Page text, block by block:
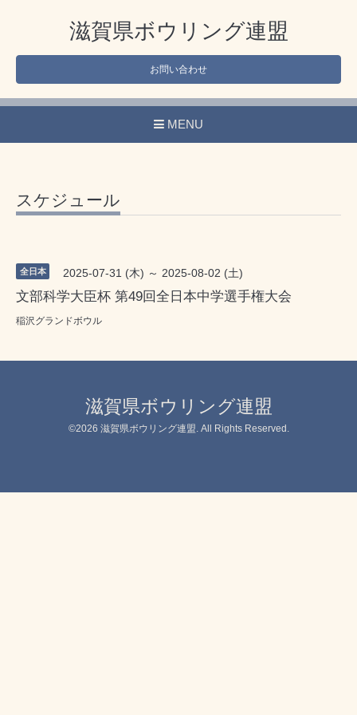
滋賀県ボウリング連盟
お問い合わせ
MENU
スケジュール
全日本 2025-07-31 (木) ～ 2025-08-02 (土)
文部科学大臣杯 第49回全日本中学選手権大会
稲沢グランドボウル
滋賀県ボウリング連盟
©2026 滋賀県ボウリング連盟 . All Rights Reserved.